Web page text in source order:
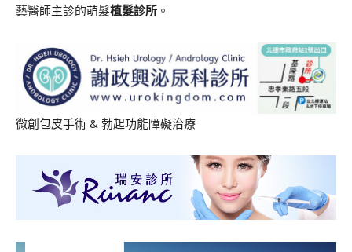
藝醫師主診的萌髮植髮診所 。
微創包皮手術 & 勃起功能障礙治療